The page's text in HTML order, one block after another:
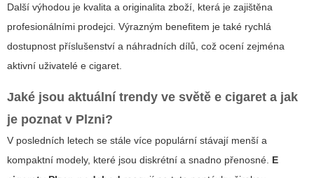
Další výhodou je kvalita a originalita zboží, která je zajištěna
profesionálními prodejci. Výrazným benefitem je také rychlá
dostupnost příslušenství a náhradních dílů, což ocení zejména
aktivní uživatelé e cigaret.
Jaké jsou aktuální trendy ve světě e cigaret a jak
je poznat v Plzni?
V posledních letech se stále více populární stávají menší a
kompaktní modely, které jsou diskrétní a snadno přenosné. E